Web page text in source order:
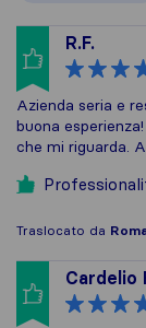
R.F.
Azienda seria e
buona
che mi riguarda.
Traslocato da
Cardelio